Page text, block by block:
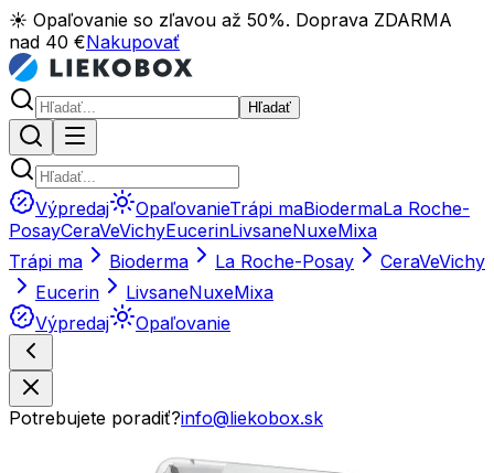
☀️ Opaľovanie so zľavou až 50%. Doprava ZDARMA
nad 40 €Nakupovať
Hľadať
Výpredaj OpaľovanieTrápi maBiodermaLa Roche-
PosayCeraVeVichyEucerinLivsaneNuxeMixa
Trápi ma
Bioderma La Roche-Posay CeraVeVichy
Eucerin
LivsaneNuxeMixa
Výpredaj
Opaľovanie
Potrebujete poradiť?info@liekobox.sk